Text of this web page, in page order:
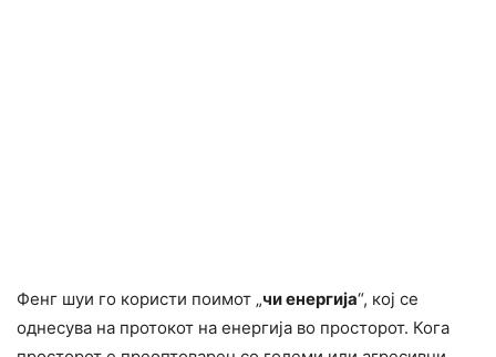
Фенг шуи го користи поимот „чи енергија“, кој се
однесува на протокот на енергија во просторот. Кога